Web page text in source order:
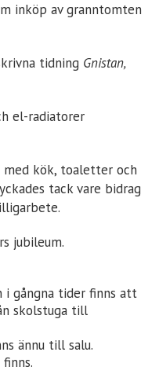
inköp av granntomten
tidning Gnistan,
el-radiatorer
kök, toaletter och
tack vare bidrag
jubileum.
gångna tider finns att
skolstuga till
ännu till salu.